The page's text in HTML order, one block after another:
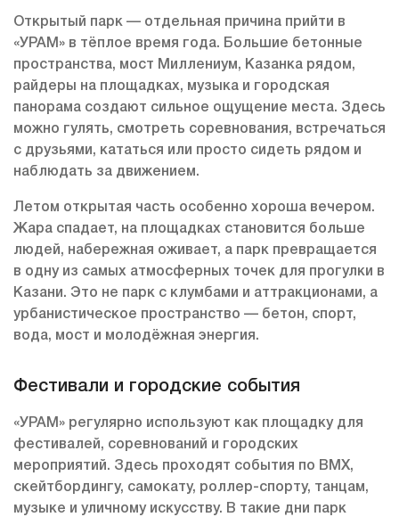
Открытый парк — отдельная причина прийти в
«УРАМ» в тёплое время года. Большие бетонные
пространства, мост Миллениум, Казанка рядом,
райдеры на площадках, музыка и городская
панорама создают сильное ощущение места. Здесь
можно гулять, смотреть соревнования, встречаться
с друзьями, кататься или просто сидеть рядом и
наблюдать за движением.
Летом открытая часть особенно хороша вечером.
Жара спадает, на площадках становится больше
людей, набережная оживает, а парк превращается
в одну из самых атмосферных точек для прогулки в
Казани. Это не парк с клумбами и аттракционами, а
урбанистическое пространство — бетон, спорт,
вода, мост и молодёжная энергия.
Фестивали и городские события
«УРАМ» регулярно используют как площадку для
фестивалей, соревнований и городских
мероприятий. Здесь проходят события по BMX,
скейтбордингу, самокату, роллер-спорту, танцам,
музыке и уличному искусству. В такие дни парк